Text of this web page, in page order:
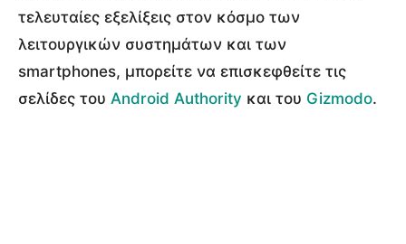
τελευταίες εξελίξεις στον κόσμο των
λειτουργικών συστημάτων και των
smartphones, μπορείτε να επισκεφθείτε τις
σελίδες του Android Authority και του Gizmodo.